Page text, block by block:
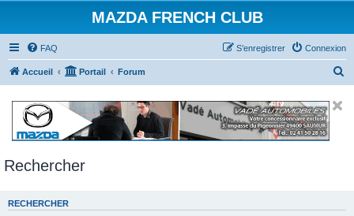
MAZDA FRENCH CLUB
FAQ Connexion
S’enregistrer
Accueil Portail Forum
Rechercher
RECHERCHER